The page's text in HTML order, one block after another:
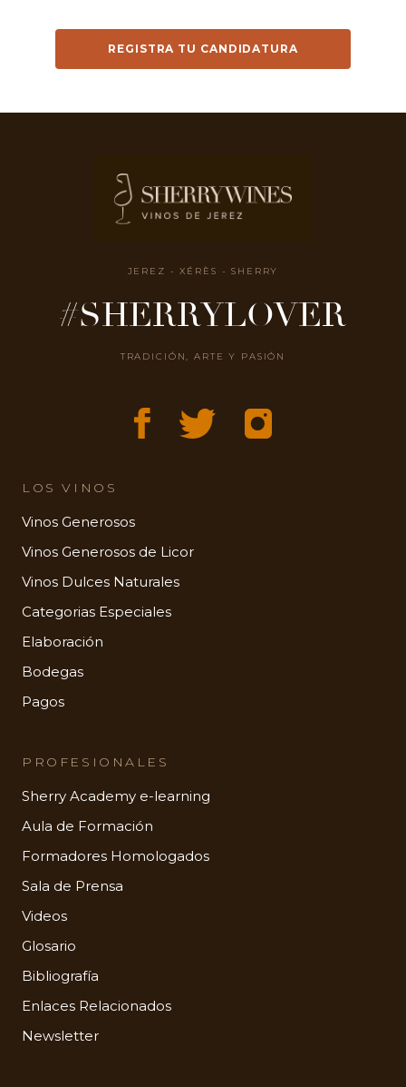
REGISTRA TU CANDIDATURA
JEREZ - XÉRÈS - SHERRY
#SHERRYLOVER
TRADICIÓN, ARTE Y PASIÓN
LOS VINOS
Vinos Generosos
Vinos Generosos de Licor
Vinos Dulces Naturales
Categorias Especiales
Elaboración
Bodegas
Pagos
PROFESIONALES
Sherry Academy e-learning
Aula de Formación
Formadores Homologados
Sala de Prensa
Videos
Glosario
Bibliografía
Enlaces Relacionados
Newsletter